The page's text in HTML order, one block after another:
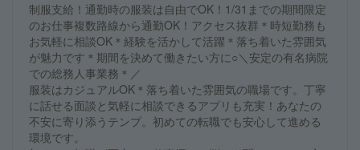
制服支給！通勤時の服装は自由でOK！1/31までの期間限定
のお仕事複数路線から通勤OK！アクセス抜群＊時短勤務も
お気軽に相談OK＊経験を活かして活躍＊落ち着いた雰囲気
が魅力です＊期間を決めて働きたい方に○＼安定の有名病院
での総務人事業務＊／
服装はカジュアルOK＊落ち着いた雰囲気の職場です。丁寧
に話せる面談と気軽に相談できるアプリも充実！あなたの
不安に寄り添うテンプ。初めての転職でも安心して進める
環境です。